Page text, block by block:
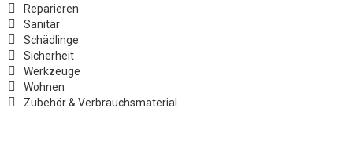
Reparieren
Sanitär
Schädlinge
Sicherheit
Werkzeuge
Wohnen
Zubehör & Verbrauchsmaterial